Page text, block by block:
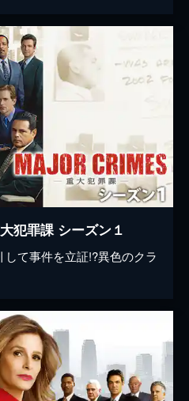
犯罪課 シーズン１
して事件を立証!?異色のクラ